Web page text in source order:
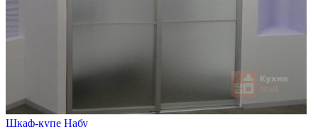
Шкаф-купе Набу